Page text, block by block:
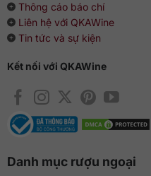
Thông cáo báo chí
Liên hệ với QKAWine
Tin tức và sự kiện
Kết nối với QKAWine
Danh mục rượu ngoại